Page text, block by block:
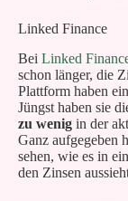
Linked Finance
Bei Linked
schon länger, die
Plattform haben
Jüngst haben sie
zu wenigin der
Ganz aufgegeben
sehen, wie es in
den Zinsen